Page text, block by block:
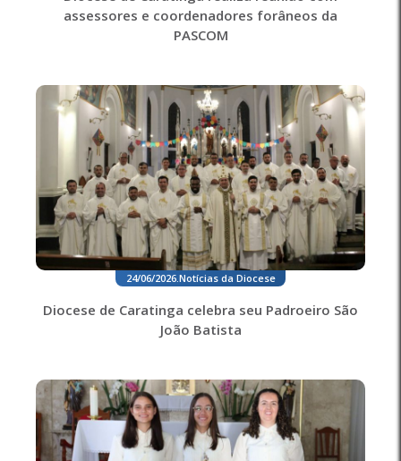
assessores e coordenadores forâneos da
PASCOM
24/06/2026. Notícias da Diocese
Diocese de Caratinga celebra seu Padroeiro São
João Batista